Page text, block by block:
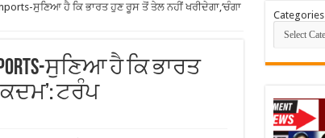
ਸੁਣਿਆ ਹੈ ਕਿ ਭਾਰਤ ਹੁਣ ਰੂਸ ਤੋਂ ਤੇਲ ਨਹੀਂ ਖਰੀਦੇਗਾ,‘ਚੰਗਾ
Imports-ਸੁਣਿਆ ਹੈ ਕਿ ਭਾਰਤ
ਟਰੰਪ
Categories